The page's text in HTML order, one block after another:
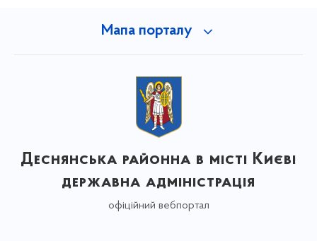
Мапа порталу
Деснянська районна в місті Києві
державна адміністрація
офіційний вебпортал